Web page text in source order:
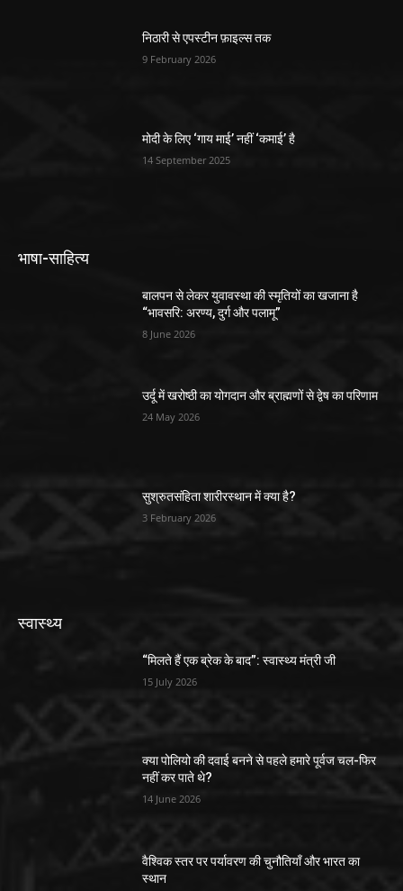
निठारी से एपस्टीन फ़ाइल्स तक
9 February 2026
मोदी के लिए ‘गाय माई’ नहीं ‘कमाई’ है
14 September 2025
भाषा-साहित्य
बालपन से लेकर युवावस्था की स्मृतियों का खजाना है
“भावसरि: अरण्य, दुर्ग और पलामू”
8 June 2026
उर्दू में खरोष्ठी का योगदान और ब्राह्मणों से द्वेष का परिणाम
24 May 2026
सुश्रुतसंहिता शारीरस्थान में क्या है?
3 February 2026
स्वास्थ्य
“मिलते हैं एक ब्रेक के बाद”: स्वास्थ्य मंत्री जी
15 July 2026
क्या पोलियो की दवाई बनने से पहले हमारे पूर्वज चल-फिर
नहीं कर पाते थे?
14 June 2026
वैश्विक स्तर पर पर्यावरण की चुनौतियाँ और भारत का
स्थान